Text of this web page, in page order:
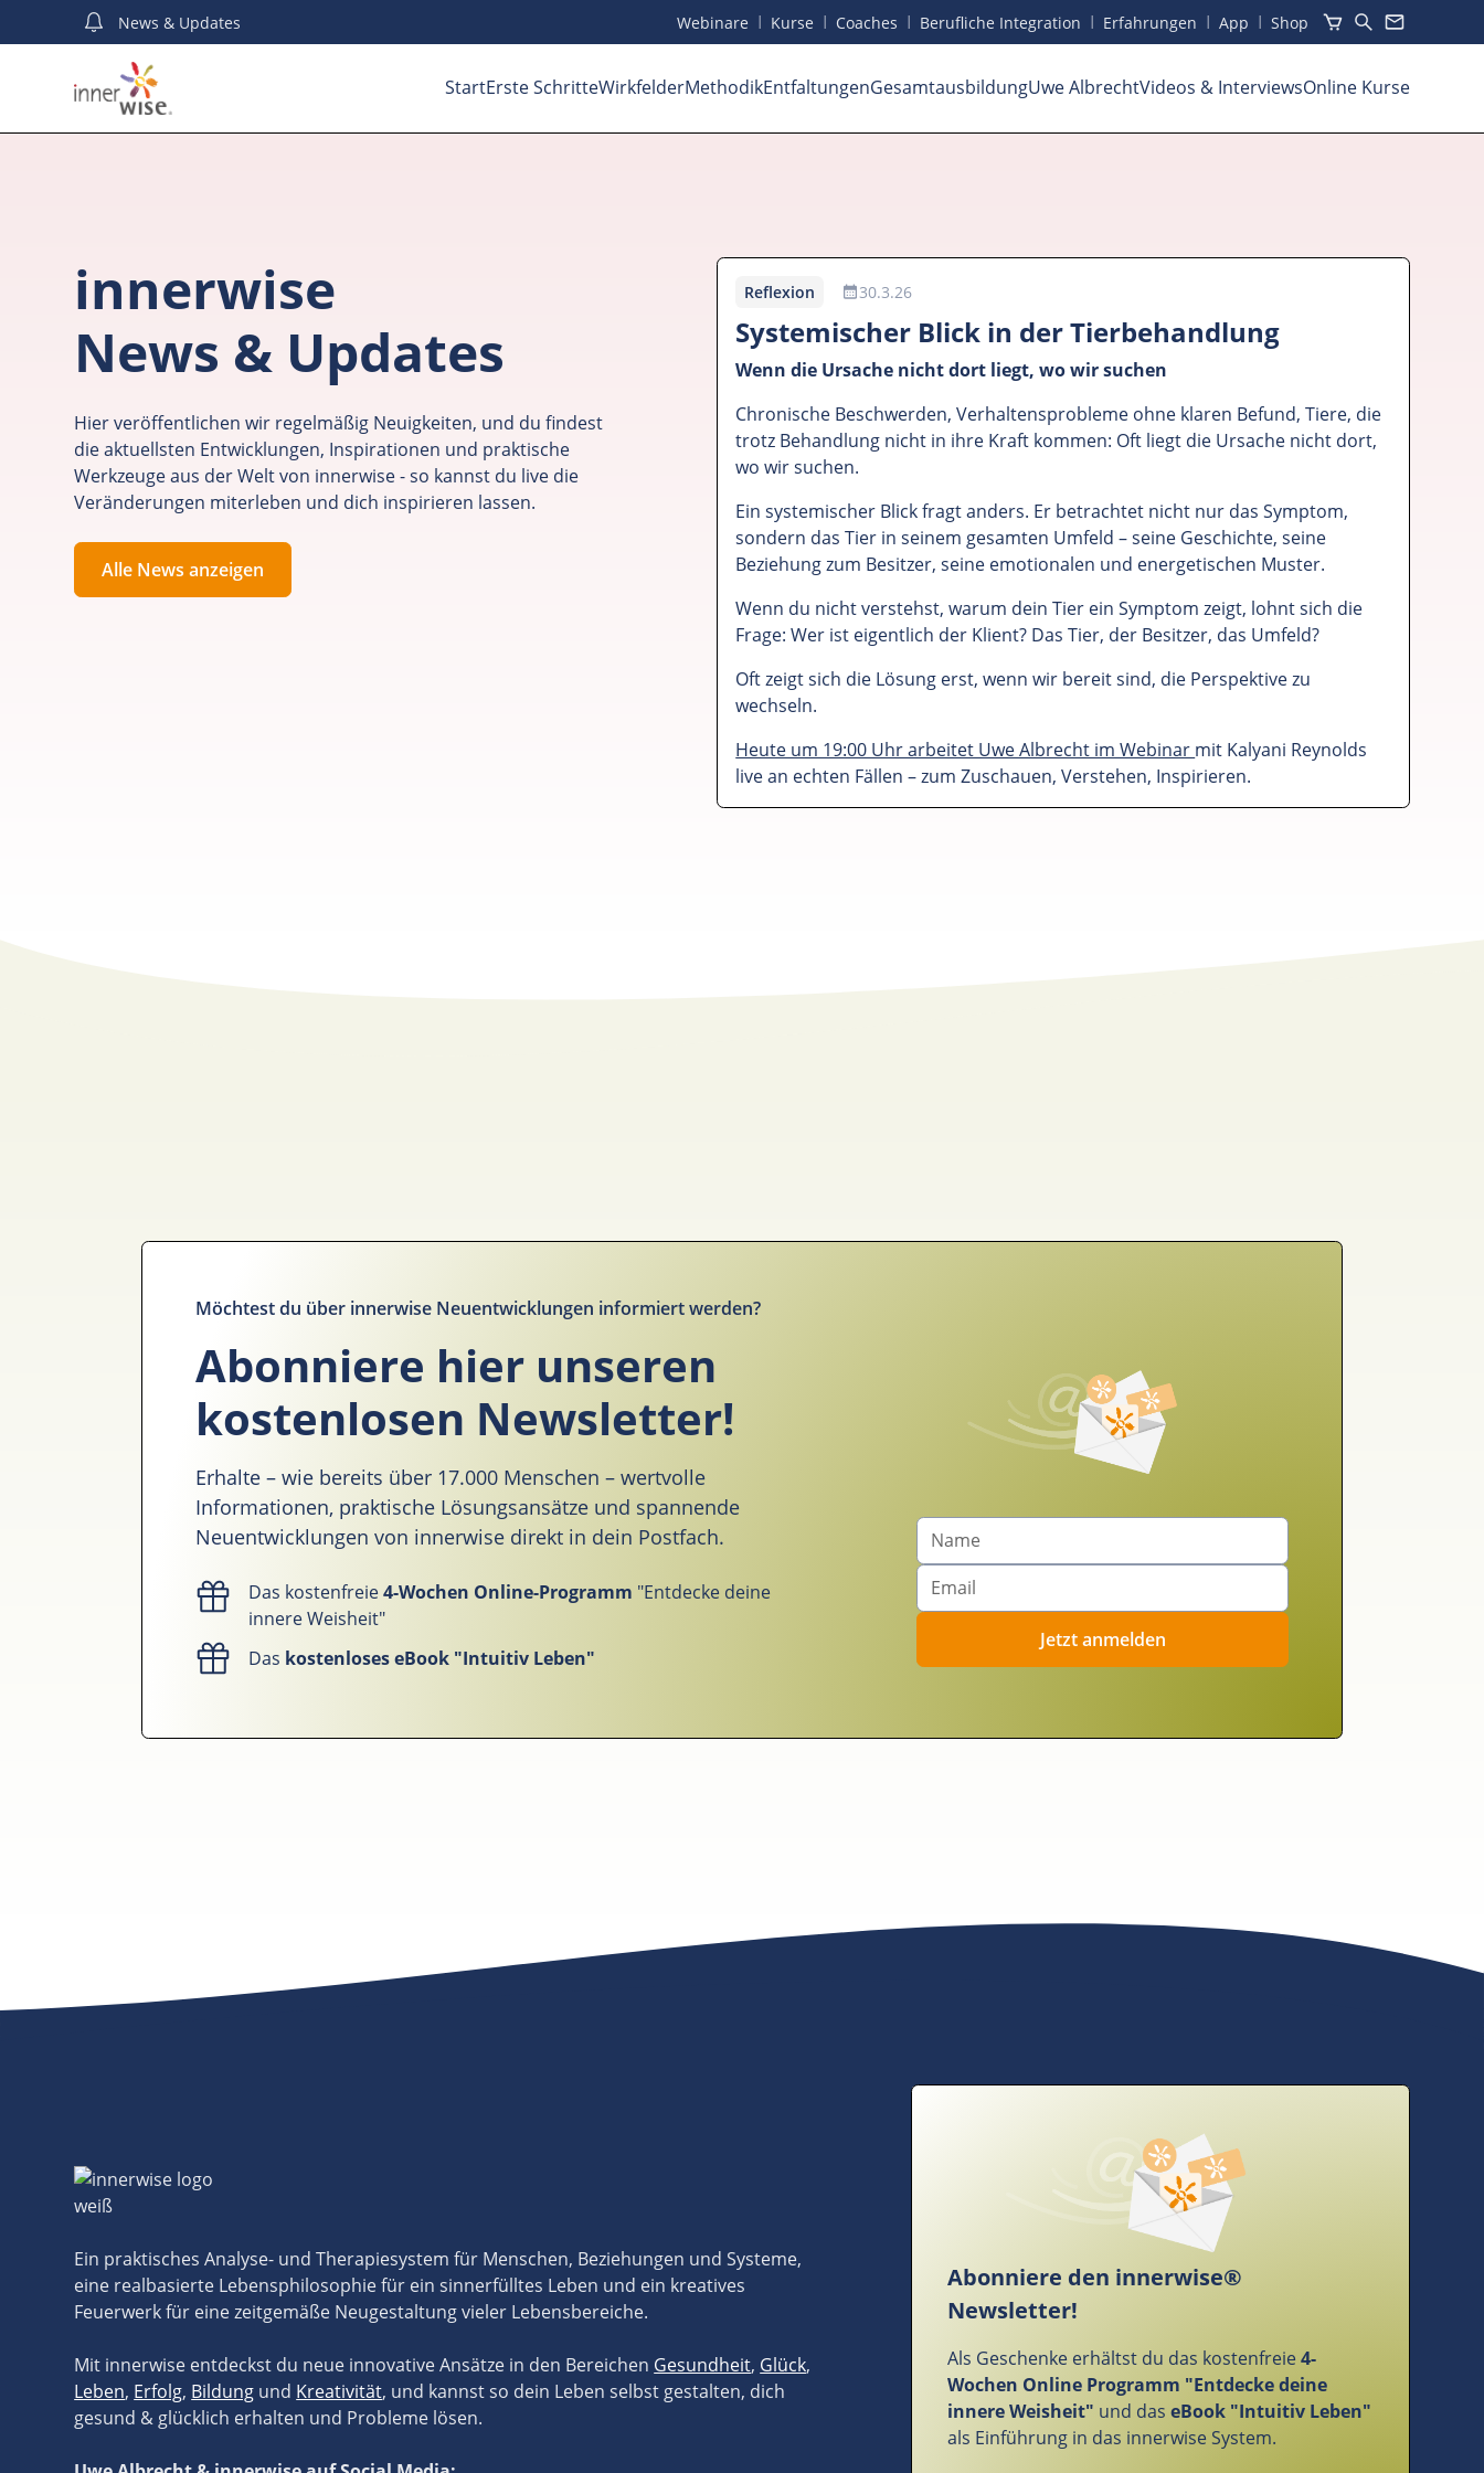
News & Updates Webinare I Kurse I Coaches I Berufliche Integration I Erfahrungen I App I Shop
StartErste SchritteWirkfelderMethodikEntfaltungenGesamtausbildungUwe AlbrechtVideos & InterviewsOnline Kurse
innerwise
News & Updates
Hier veröffentlichen wir regelmäßig Neuigkeiten, und du findest
die aktuellsten Entwicklungen, Inspirationen und praktische
Werkzeuge aus der Welt von innerwise - so kannst du live die
Veränderungen miterleben und dich inspirieren lassen.
Alle News anzeigen
Reflexion 30.3.26
Systemischer Blick in der Tierbehandlung
Wenn die Ursache nicht dort liegt, wo wir suchen
Chronische Beschwerden, Verhaltensprobleme ohne klaren Befund, Tiere, die
trotz Behandlung nicht in ihre Kraft kommen: Oft liegt die Ursache nicht dort,
wo wir suchen.
Ein systemischer Blick fragt anders. Er betrachtet nicht nur das Symptom,
sondern das Tier in seinem gesamten Umfeld – seine Geschichte, seine
Beziehung zum Besitzer, seine emotionalen und energetischen Muster.
Wenn du nicht verstehst, warum dein Tier ein Symptom zeigt, lohnt sich die
Frage: Wer ist eigentlich der Klient? Das Tier, der Besitzer, das Umfeld?
Oft zeigt sich die Lösung erst, wenn wir bereit sind, die Perspektive zu
wechseln.
Heute um 19:00 Uhr arbeitet Uwe Albrecht im Webinar mit Kalyani Reynolds
live an echten Fällen – zum Zuschauen, Verstehen, Inspirieren.
Möchtest du über innerwise Neuentwicklungen informiert werden?
Abonniere hier unseren
kostenlosen Newsletter!
Erhalte – wie bereits über 17.000 Menschen – wertvolle
Informationen, praktische Lösungsansätze und spannende
Neuentwicklungen von innerwise direkt in dein Postfach.
Das kostenfreie4-Wochen Online-Programm "Entdecke deine
innere Weisheit"
Das kostenloses eBook "Intuitiv Leben"
Ein praktisches Analyse- und Therapiesystem für Menschen, Beziehungen und Systeme,
eine realbasierte Lebensphilosophie für ein sinnerfülltes Leben und ein kreatives
Feuerwerk für eine zeitgemäße Neugestaltung vieler Lebensbereiche.
Mit innerwise entdeckst du neue innovative Ansätze in den Bereichen Gesundheit, Glück,
Leben, Erfolg, Bildung und Kreativität, und kannst so dein Leben selbst gestalten, dich
gesund & glücklich erhalten und Probleme lösen.
Abonniere den innerwise®
Newsletter!
Als Geschenke erhältst du das kostenfreie4-
Wochen Online Programm "Entdecke deine
innere Weisheit" und das eBook "Intuitiv Leben"
als Einführung in das innerwise System.